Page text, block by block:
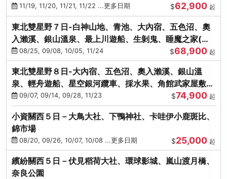
(仙/青)
11/19, 11/20, 11/21, 11/22 ...更多日期 $62,900 起
東北雙星野７日-白神山地、青池、大內宿、五色沼、奧
入瀨溪、銀山溫泉、最上川遊船、生剝鬼、睡魔之家(不
進免稅店)(仙/青)
08/25, 09/08, 10/05, 11/24 $68,900 起
東北雙星野８日-大內宿、五色沼、奧入瀨溪、銀山溫
泉、輕舟遊船、星空銀河纜車、採水果、角館武家屋敷
(不進免稅店)(仙/青)
09/07, 09/14, 09/28, 11/23 $74,900 起
小資關西５日－大鳥大社、下鴨神社、卡哇伊小鹿斑比、
錦市場
08/20, 09/26, 10/07, 10/08 ...更多日期 $25,000 起
繽紛關西５日－伏見稻荷大社、環球影城、嵐山渡月橋、
奈良公園